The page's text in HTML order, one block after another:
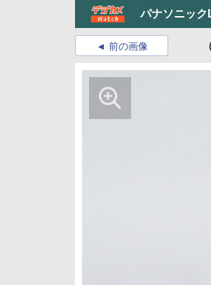
パナソニック
前の画像